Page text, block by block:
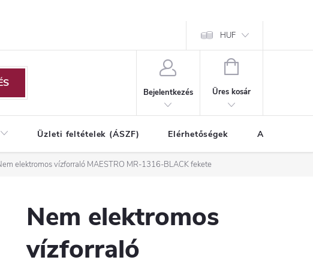
HUF
Bejelentkezés
KOSÁR
Üres kosár
Üzleti feltételek (ÁSZF) Elérhetőségek A vásárlás
elektromos vízforraló MAESTRO MR-1316-BLACK fekete
Nem elektromos
vízforraló